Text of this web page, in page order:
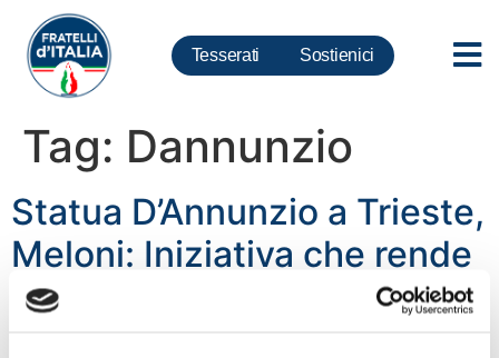
Tesserati Sostienici
Tag: Dannunzio
Statua D’Annunzio a Trieste,
Meloni: Iniziativa che rende
onore a grande italiano,